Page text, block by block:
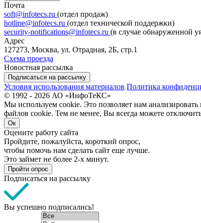
Почта
soft@infotecs.ru (отдел продаж)
hotline@infotecs.ru (отдел технической поддержки)
security-notifications@infotecs.ru (в случае обнаруженной
Адрес
127273, Москва, ул. Отрадная, 2Б, стр.1
Схема проезда
Новостная рассылка
Подписаться на рассылку
Условия использования материалов Политика
© 1992 - 2026 АО «ИнфоТеКС»
Мы используем cookie. Это позволяет нам анализировать
файлов cookie. Тем не менее, Вы всегда можете
Ок
Оцените работу сайта
Пройдите, пожалуйста, короткий опрос,
чтобы помочь нам сделать сайт еще лучше.
Это займет не более 2-х минут.
Пройти опрос
Подписаться на рассылку
Вы успешно подписались!